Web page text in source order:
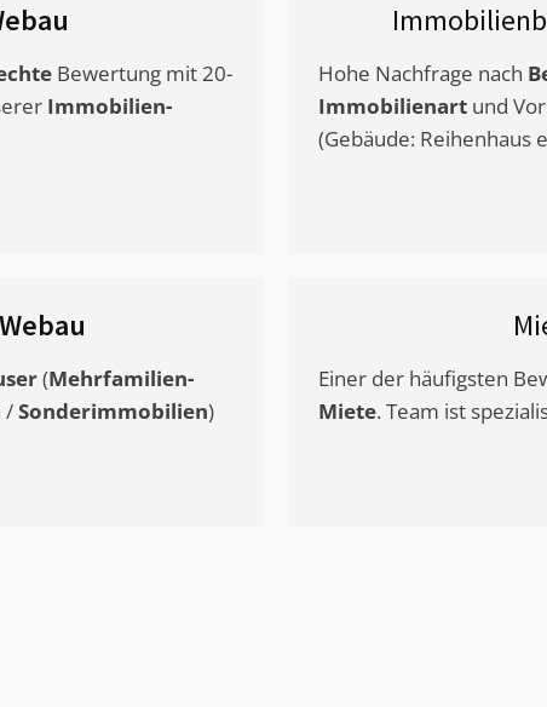
Bewertung mit 20-
Immobilien-
Hohe Nachfrage nach
Immobilienart und
(Gebäude: Reihenhaus
Webau
(Mehrfamilien-
/Sonderimmobilien)
Einer der häufigsten
Miete. Team ist